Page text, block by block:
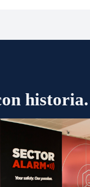
historia.